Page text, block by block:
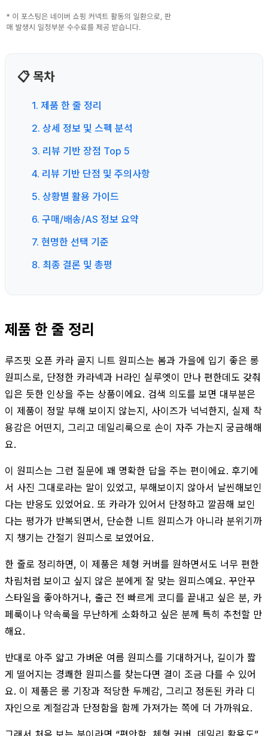
📋 목차
1. 제품 한 줄 정리
2. 상세 정보 및 스펙 분석
3. 리뷰 기반 장점 Top 5
4. 리뷰 기반 단점 및 주의사항
5. 상황별 활용 가이드
6. 구매/배송/AS 정보 요약
7. 현명한 선택 기준
8. 최종 결론 및 총평
제품 한 줄 정리
루즈핏 오픈 카라 골지 니트 원피스는 봄과 가을에 입기 좋은 롱
원피스로, 단정한 카라넥과 H라인 실루엣이 만나 편한데도 갖춰
입은 듯한 인상을 주는 상품이에요. 검색 의도를 보면 대부분은
이 제품이 정말 부해 보이지 않는지, 사이즈가 넉넉한지, 실제 착
용감은 어떤지, 그리고 데일리룩으로 손이 자주 가는지 궁금해해
요.
이 원피스는 그런 질문에 꽤 명확한 답을 주는 편이에요. 후기에
서 사진 그대로라는 말이 있었고, 부해보이지 않아서 날씬해보인
다는 반응도 있었어요. 또 카라가 있어서 단정하고 깔끔해 보인
다는 평가가 반복되면서, 단순한 니트 원피스가 아니라 분위기까
지 챙기는 간절기 원피스로 보였어요.
한 줄로 정리하면, 이 제품은 체형 커버를 원하면서도 너무 편한
차림처럼 보이고 싶지 않은 분에게 잘 맞는 원피스예요. 꾸안꾸
스타일을 좋아하거나, 출근 전 빠르게 코디를 끝내고 싶은 분, 카
페룩이나 약속룩을 무난하게 소화하고 싶은 분께 특히 추천할 만
해요.
반대로 아주 얇고 가벼운 여름 원피스를 기대하거나, 길이가 짧
게 떨어지는 경쾌한 원피스를 찾는다면 결이 조금 다를 수 있어
요. 이 제품은 롱 기장과 적당한 두께감, 그리고 정돈된 카라 디
자인으로 계절감과 단정함을 함께 가져가는 쪽에 더 가까워요.